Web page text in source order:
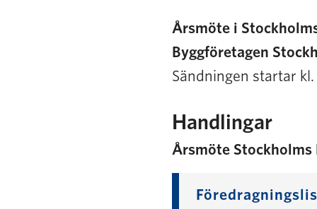
Årsmöte i
Byggföretagen
Sändningen startar kl.
Handlingar
Årsmöte Stockholms